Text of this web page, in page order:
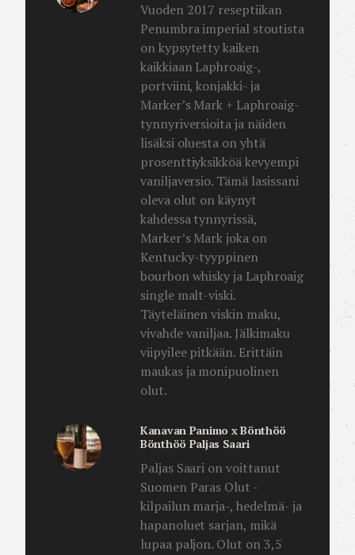
Vuoden 2017 reseptiikan
Penumbra imperial stoutista
on kypsytetty kaiken
kaikkiaan Laphroaig-,
portviini, konjakki- ja
Marker’s Mark + Laphroaig-
tynnyriversioita ja näiden
lisäksi oluesta on yhtä
prosenttiyksikköä kevyempi
vaniljaversio. Tämä lasissani
oleva olut on käynyt
kahdessa tynnyrissä,
Marker’s Mark joka on
Kentucky-tyyppinen
bourbon whisky ja Laphroaig
single malt-viski.
Täyteläinen viskin maku,
vivahde vaniljaa. Jälkimaku
viipyilee pitkään. Erittäin
maukas ja monipuolinen
olut.
Kanavan Panimo x Bönthöö
Bönthöö Paljas Saari
Paljas Saari on voittanut
Suomen Paras Olut -
kilpailun marja-, hedelmä- ja
hapanoluet sarjan, mikä
lupaa paljon. Olut on 3,5